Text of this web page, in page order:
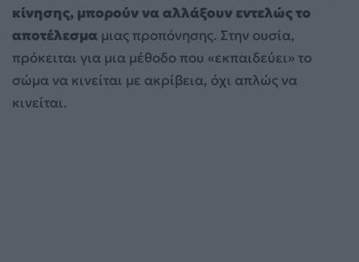
κίνησης, μπορούν να αλλάξουν εντελώς το
αποτέλεσμα μιας προπόνησης. Στην ουσία,
πρόκειται για μια μέθοδο που «εκπαιδεύει» το
σώμα να κινείται με ακρίβεια, όχι απλώς να
κινείται.